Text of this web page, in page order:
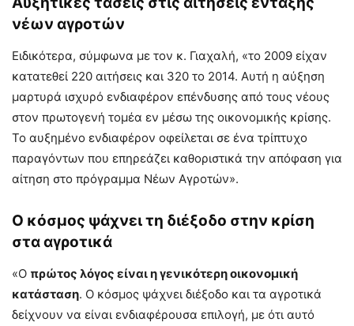
νέων αγροτών
Ειδικότερα, σύμφωνα με τον κ. Γιαχαλή, «το 2009 είχαν
κατατεθεί 220 αιτήσεις και 320 το 2014. Αυτή η αύξηση
μαρτυρά ισχυρό ενδιαφέρον επένδυσης από τους νέους
στον πρωτογενή τομέα εν μέσω της οικονομικής κρίσης.
Το αυξημένο ενδιαφέρον οφείλεται σε ένα τρίπτυχο
παραγόντων που επηρεάζει καθοριστικά την απόφαση για
αίτηση στο πρόγραμμα Νέων Αγροτών».
Ο κόσμος ψάχνει τη διέξοδο στην κρίση
στα αγροτικά
«Ο πρώτος λόγος είναι η γενικότερη οικονομική
κατάσταση. Ο κόσμος ψάχνει διέξοδο και τα αγροτικά
δείχνουν να είναι ενδιαφέρουσα επιλογή, με ότι αυτό